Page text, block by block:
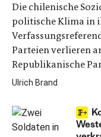
Die chilenische
politische Klima in
Parteien verlieren
Republikanische
Ulrich Brand